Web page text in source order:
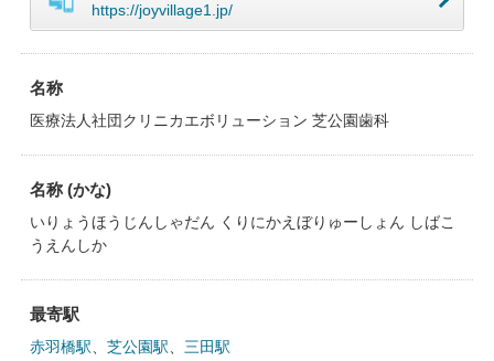
https://joyvillage1.jp/
名称
医療法人社団クリニカエボリューション 芝公園歯科
名称 (かな)
いりょうほうじんしゃだん くりにかえぼりゅーしょん しばこ
うえんしか
最寄駅
赤羽橋駅 芝公園駅 三田駅